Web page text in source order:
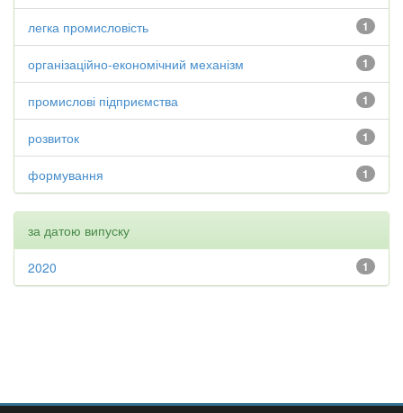
1
легка промисловість
1
організаційно-економічний механізм
1
промислові підприємства
1
розвиток
1
формування
за датою випуску
1
2020